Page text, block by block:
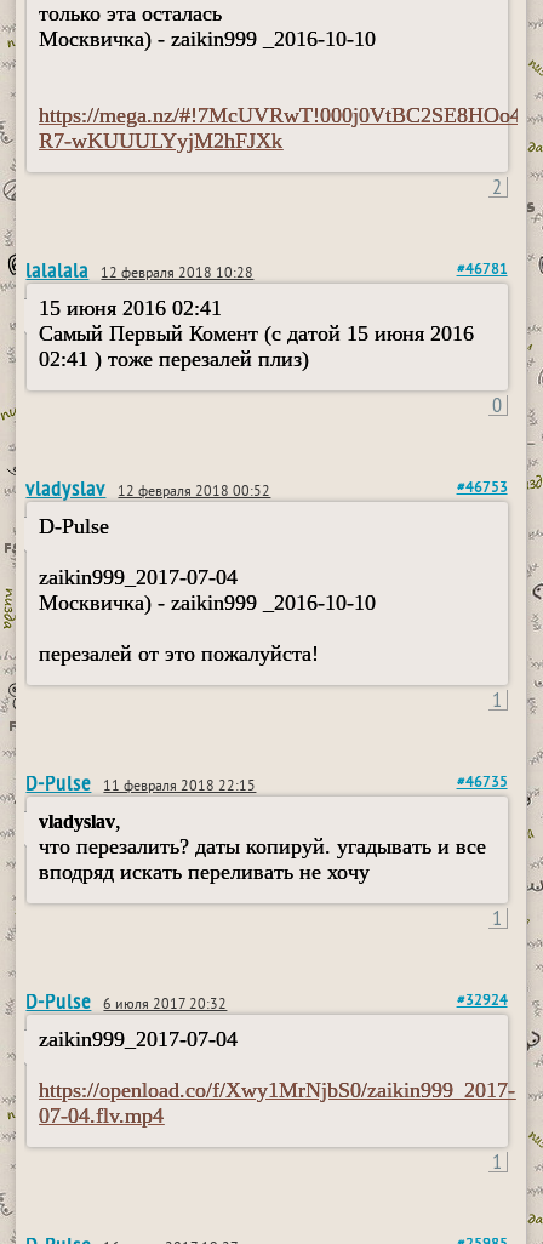
только эта осталась
Москвичка) - zaikin999 _2016-10-10
https://mega.nz/
R7-wKUUULYyjM2hFJXk
2
lalalala 12 февраля 2018 10:28 #46781
15 июня 2016 02:41
Самый Первый Комент (с датой 15 июня 2016
02:41 ) тоже перезалей плиз)
0
vladyslav 12 февраля 2018 00:52 #46753
D-Pulse
zaikin999_2017-07-04
Москвичка) - zaikin999 _2016-10-10
перезалей от это пожалуйста!
1
D-Pulse 11 февраля 2018 22:15 #46735
vladyslav,
что перезалить? даты копируй. угадывать и все
вподряд искать переливать не хочу
1
D-Pulse 6 июля 2017 20:32 #32924
zaikin999_2017-07-04
https://openload.co/f/Xwy1MrNjbS0/zaikin999_2017-
07-04.flv.mp4
1